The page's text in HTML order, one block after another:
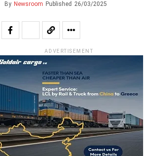
By Newsroom Published 26/03/2025
ADVERTISEMENT